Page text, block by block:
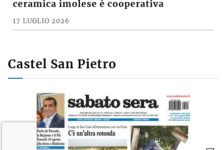
ceramica imolese è cooperativa
17 LUGLIO 2026
Castel San Pietro